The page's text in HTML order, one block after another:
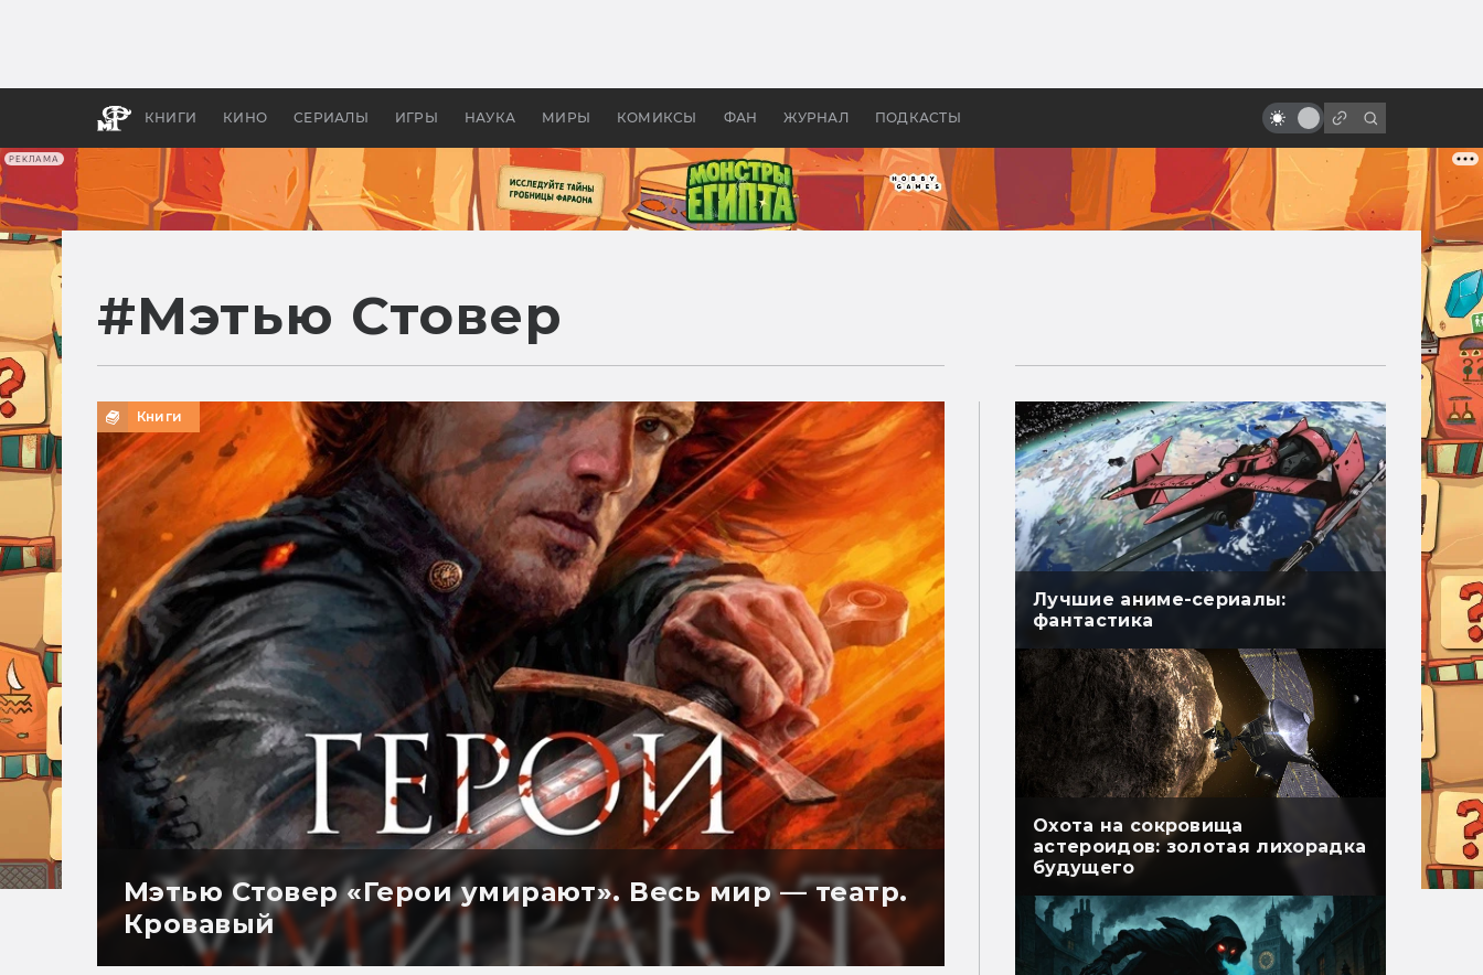
РЕКЛАМА
КНИГИ КИНО СЕРИАЛЫ ИГРЫ НАУКА МИРЫ КОМИКСЫ ФАН ЖУРНАЛ ПОДКАСТЫ
апокалипсис, в России —
бы «Властелина колец»
Гигер и сотворение «Чужого»
#Мэтью Стовер
Книги
Мэтью Стовер «Герои умирают». Весь мир — театр.
Кровавый
Лучшие аниме-сериалы:
фантастика
Охота на сокровища
астероидов: золотая лихорадка
будущего